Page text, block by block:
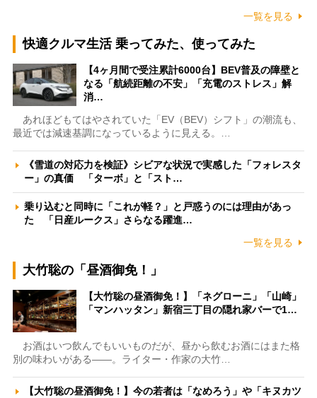
一覧を見る
快適クルマ生活 乗ってみた、使ってみた
【4ヶ月間で受注累計6000台】BEV普及の障壁と
なる「航続距離の不安」「充電のストレス」解
消…
あれほどもてはやされていた「EV（BEV）シフト」の潮流も、
最近では減速基調になっているように見える。…
《雪道の対応力を検証》シビアな状況で実感した「フォレスタ
ー」の真価 「ターボ」と「スト…
乗り込むと同時に「これが軽？」と戸惑うのには理由があっ
た 「日産ルークス」さらなる躍進…
一覧を見る
大竹聡の「昼酒御免！」
【大竹聡の昼酒御免！】「ネグローニ」「山崎」
「マンハッタン」新宿三丁目の隠れ家バーで1…
お酒はいつ飲んでもいいものだが、昼から飲むお酒にはまた格
別の味わいがある――。ライター・作家の大竹…
【大竹聡の昼酒御免！】今の若者は「なめろう」や「キヌカツ